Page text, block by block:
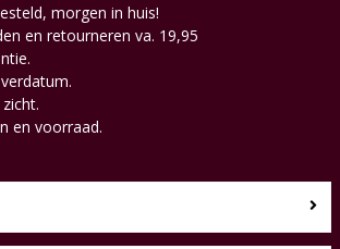
morgen in huis!
en retourneren va. 19,95
en voorraad.